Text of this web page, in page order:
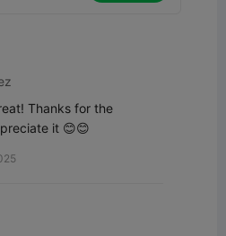
Thanks for the
it 😊😊